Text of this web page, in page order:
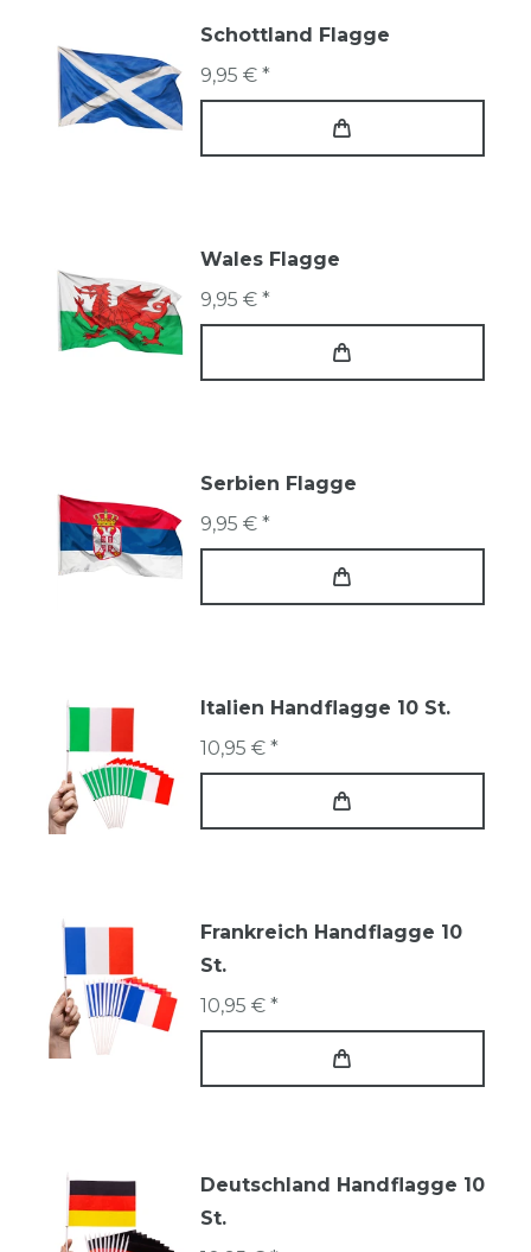
Schottland Flagge
9,95 € *
Wales Flagge
9,95 € *
Serbien Flagge
9,95 € *
Italien Handflagge 10 St.
10,95 € *
Frankreich Handflagge 10
St.
10,95 € *
Deutschland Handflagge 10
St.